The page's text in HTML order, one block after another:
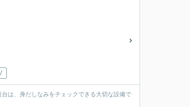
は、身だしなみをチェックできる大切な設備で